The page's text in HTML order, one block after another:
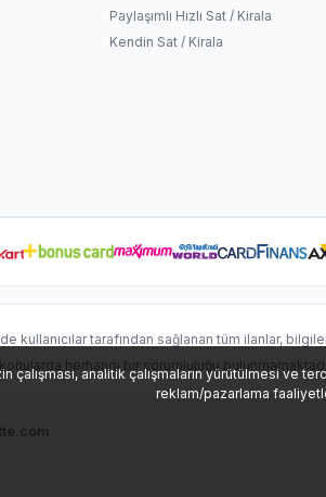
Paylaşımlı Hızlı Sat / Kirala
Kendin Sat / Kirala
kullanıcılar tarafından sağlanan tüm ilanlar,
herhangi bir sorumluluğu
çalışması, analitik çalışmaların yürütülmesi ve
reklam/pazarlama